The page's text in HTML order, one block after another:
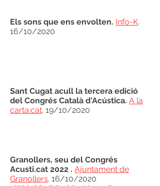
Els sons que ens envolten. Info-K.
16/10/2020
Sant Cugat acull la tercera edició
del Congrés Català d'Acústica. A la
carta.cat. 19/10/2020
Granollers, seu del Congrés
Acusti.cat 2022 . Ajuntament de
Granollers. 16/10/2020